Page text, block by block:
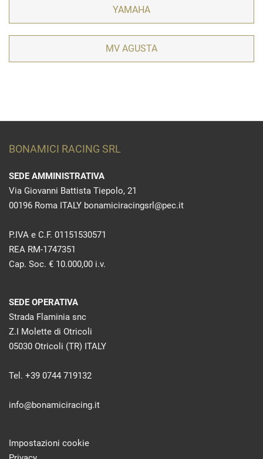
YAMAHA
MV AGUSTA
BONAMICI RACING SRL
SEDE AMMINISTRATIVA
Via Giovanni Battista Tiepolo, 21
00196 Roma ITALY bonamiciracingsrl@pec.it
P.IVA e C.F. 01151530571
REA RM-1747351
Cap. Soc. € 10.000,00 i.v.
SEDE OPERATIVA
Strada Flaminia snc
Z.I Molette di Otricoli
05030 Otricoli (TR) ITALY
Tel. +39 0744 719132
info@bonamiciracing.it
Impostazioni cookie